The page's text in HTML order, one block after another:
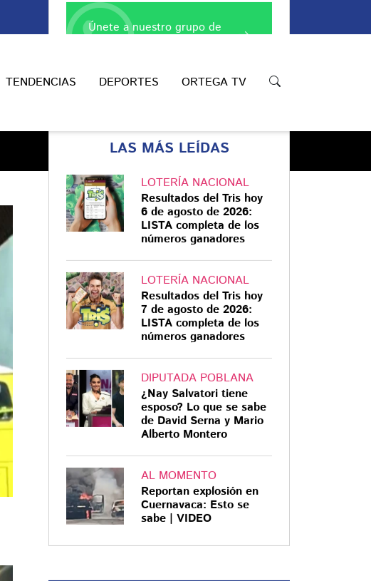
TENDENCIAS DEPORTES ORTEGA TV
Compartir
CDMX
¿Qué pasó en la
Morelos, asesinan a
balazos a una pareja
en pleno Paseo de la
Reforma?
Una pareja fue asesinada a balazos
en Paseo de la Reforma, CDMX;
Únete a nuestro grupo de
LAS MÁS LEÍDAS
LOTERÍA NACIONAL
Resultados del Tris hoy
6 de agosto de 2026:
LISTA completa de los
números ganadores
LOTERÍA NACIONAL
Resultados del Tris hoy
7 de agosto de 2026:
LISTA completa de los
números ganadores
DIPUTADA POBLANA
¿Nay Salvatori tiene
esposo? Lo que se sabe
de David Serna y Mario
Alberto Montero
AL MOMENTO
Reportan explosión en
Cuernavaca: Esto se
sabe | VIDEO